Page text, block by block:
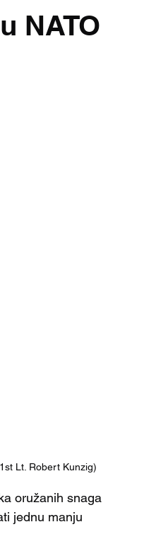
NATO
Lt. Robert Kunzig)
oružanih snaga
jednu manju